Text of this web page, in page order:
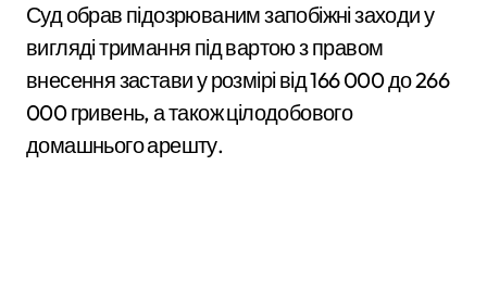
Суд обрав підозрюваним запобіжні заходи у
вигляді тримання під вартою з правом
внесення застави у розмірі від 166 000 до 266
000 гривень, а також цілодобового
домашнього арешту.